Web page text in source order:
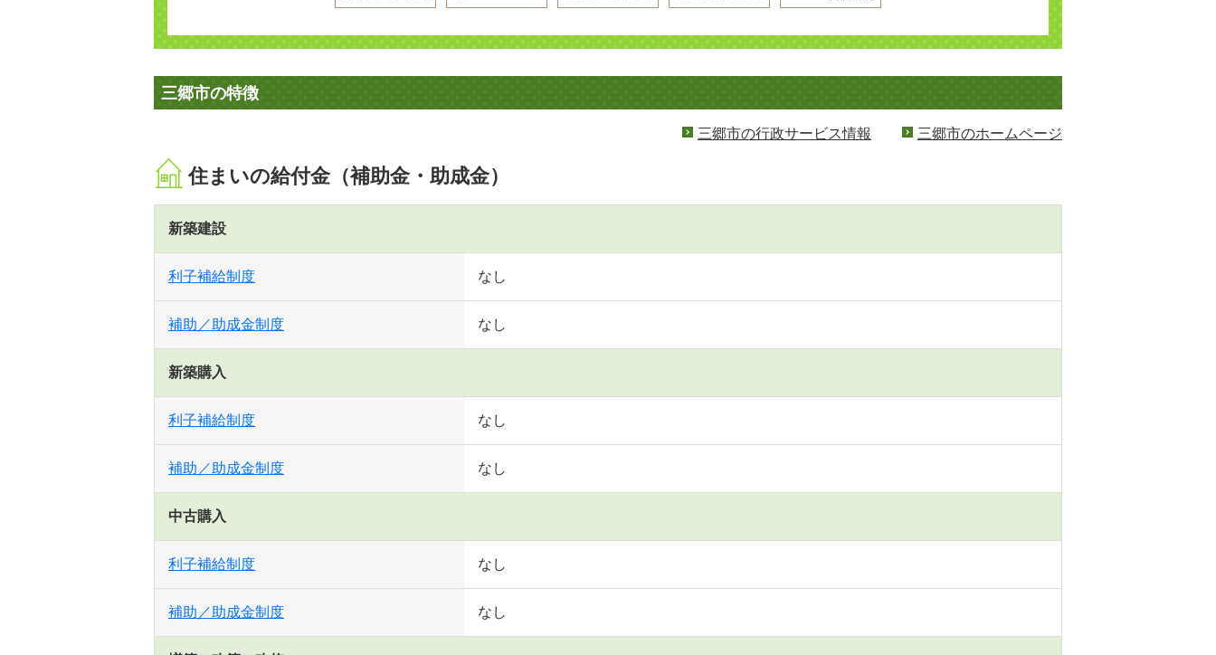
三郷市の特徴
三郷市の行政サービス情報 三郷市のホームページ
住まいの給付金（補助金・助成金）
新築建設
利子補給制度 なし
補助／助成金制度 なし
新築購入
利子補給制度 なし
補助／助成金制度 なし
中古購入
利子補給制度 なし
補助／助成金制度 なし